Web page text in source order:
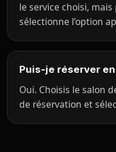
le service choisi,
sélectionne l’option
Puis-je réserver
Oui. Choisis le salon
de réservation et